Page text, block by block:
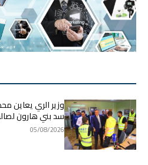
وزير الري يعاين
سد بني هارون لصالح ستة
05/08/2026